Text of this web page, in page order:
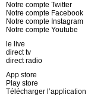
Notre compte Twitter
Notre compte Facebook
Notre compte Instagram
Notre compte Youtube
le live
direct tv
direct radio
App store
Play store
Télécharger l’application